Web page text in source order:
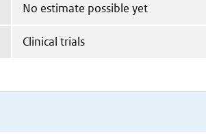
No estimate possible yet
Clinical trials